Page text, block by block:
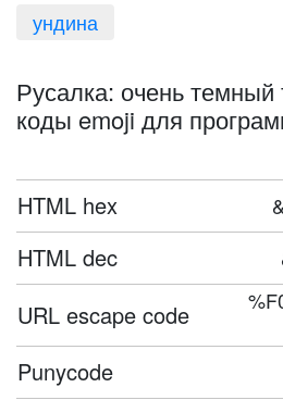
ундина
Русалка: очень темный
коды emoji для
HTML hex
HTML dec
URL escape code
Punycode